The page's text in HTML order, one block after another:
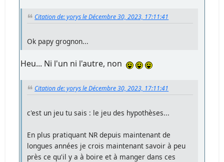
Citation de: yorys le Décembre 30, 2023, 17:11:41
Ok papy grognon...
Heu... Ni l'un ni l'autre, non
Citation de: yorys le Décembre 30, 2023, 17:11:41
c'est un jeu tu sais : le jeu des hypothèses...
En plus pratiquant NR depuis maintenant de
longues années je crois maintenant savoir à peu
près ce qu'il y a à boire et à manger dans ces